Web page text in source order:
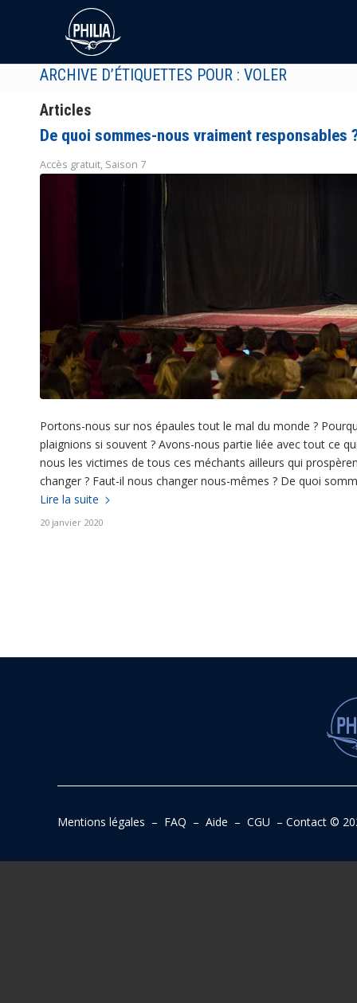
ARCHIVE D’ÉTIQUETTES POUR : VOLER
Articles
De quoi sommes-nous vraiment responsables
Accès gratuit, Saison 7
Portons-nous sur nos épaules tout le mal du monde ?
plaignions si souvent ? Avons-nous partie liée avec tout ce
nous les victimes de tous ces méchants ailleurs qui
changer ? Faut-il nous changer nous-mêmes ? De quoi
Lire la suite
20 janvier 2020
Mentions légales – FAQ – Aide – CGU – Contact©